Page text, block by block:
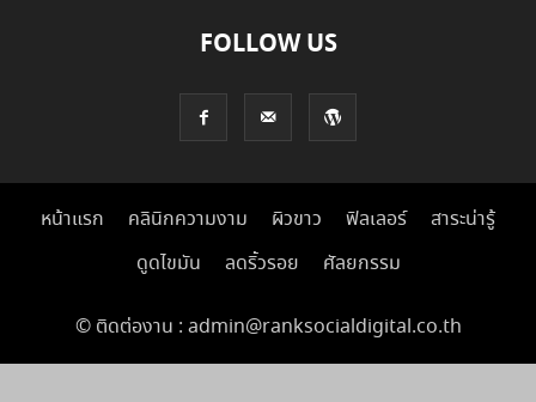
FOLLOW US
หน้าแรก คลินิกความงาม ผิวขาว ฟิลเลอร์
สาระน่ารู้
ดูดไขมัน
ลดริ้วรอย ศัลยกรรม
© ติดต่องาน : admin@ranksocialdigital.co.th